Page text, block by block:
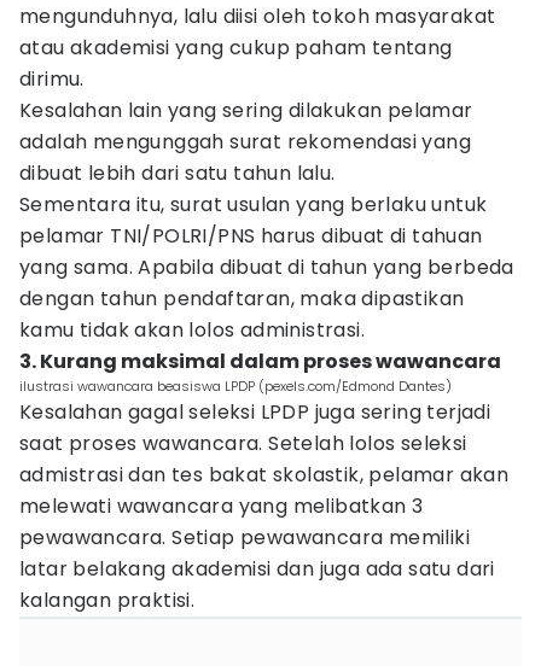
mengunduhnya, lalu diisi oleh tokoh masyarakat
atau akademisi yang cukup paham tentang
dirimu.
Kesalahan lain yang sering dilakukan pelamar
adalah mengunggah surat rekomendasi yang
dibuat lebih dari satu tahun lalu.
Sementara itu, surat usulan yang berlaku untuk
pelamar TNI/POLRI/PNS harus dibuat di tahuan
yang sama. Apabila dibuat di tahun yang berbeda
dengan tahun pendaftaran, maka dipastikan
kamu tidak akan lolos administrasi.
3. Kurang maksimal dalam proses wawancara
ilustrasi wawancara beasiswa LPDP (pexels.com/Edmond Dantes)
Kesalahan gagal seleksi LPDP juga sering terjadi
saat proses wawancara. Setelah lolos seleksi
admistrasi dan tes bakat skolastik, pelamar akan
melewati wawancara yang melibatkan 3
pewawancara. Setiap pewawancara memiliki
latar belakang akademisi dan juga ada satu dari
kalangan praktisi.